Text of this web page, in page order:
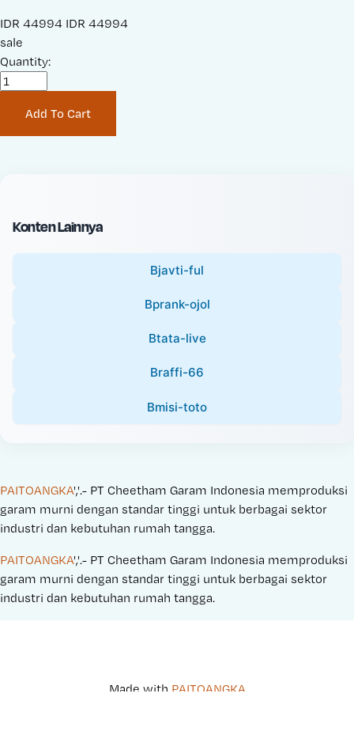
S
a
l
e
i
IDR 44994 O
n
a
c
e
IDR 44994
sale
Quantity:
Add To Cart
Konten Lainnya
Bjavti-ful
Bprank-ojol
Btata-live
Braffi-66
Bmisi-toto
PAITOANGKA','.- PT Cheetham Garam Indonesia memproduksi
garam murni dengan standar tinggi untuk berbagai sektor
industri dan kebutuhan rumah tangga.
PAITOANGKA','.- PT Cheetham Garam Indonesia memproduksi
garam murni dengan standar tinggi untuk berbagai sektor
industri dan kebutuhan rumah tangga.
Made with PAITOANGKA